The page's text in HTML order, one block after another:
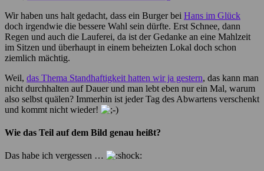
Wir haben uns halt gedacht, dass ein Burger bei Hans im Glück
doch irgendwie die bessere Wahl sein dürfte. Erst Schnee, dann
Regen und auch die Lauferei, da ist der Gedanke an eine Mahlzeit
im Sitzen und überhaupt in einem beheizten Lokal doch schon
ziemlich mächtig.
Weil, das Thema Standhaftigkeit hatten wir ja gestern, das kann man
nicht durchhalten auf Dauer und man lebt eben nur ein Mal, warum
also selbst quälen? Immerhin ist jeder Tag des Abwartens verschenkt
und kommt nicht wieder!
Wie das Teil auf dem Bild genau heißt?
Das habe ich vergessen …